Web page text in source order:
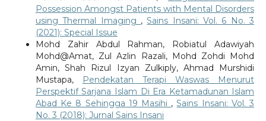
Possession Amongst Patients with Mental Disorders
using Thermal Imaging ,Sains Insani: Vol. 6 No. 3
(2021): Special Issue
Mohd Zahir Abdul Rahman, Robiatul Adawiyah
Mohd@Amat, Zul Azlin Razali, Mohd Zohdi Mohd
Amin, Shah Rizul Izyan Zulkiply, Ahmad Murshidi
Mustapa,
Pendekatan Terapi Waswas Menurut
Perspektif Sarjana Islam Di Era Ketamadunan Islam
Abad Ke 8 Sehingga 19 Masihi ,Sains Insani: Vol. 3
No. 3 (2018): Jurnal Sains Insani